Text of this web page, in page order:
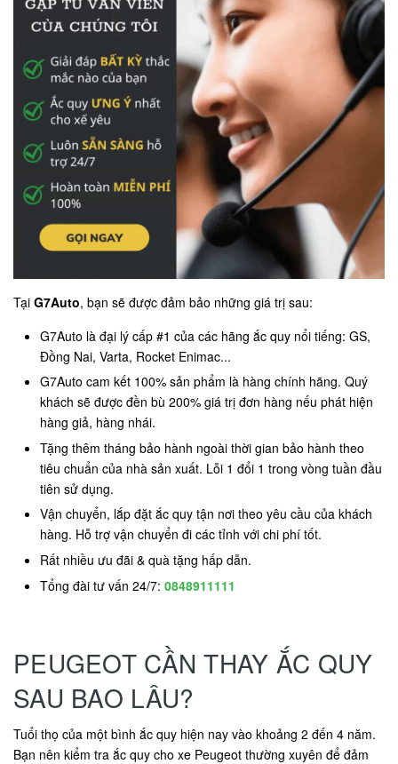
Tại G7Auto, bạn sẽ được đảm bảo những giá trị sau:
G7Auto là đại lý cấp #1 của các hãng ắc quy nổi tiếng: GS,
Đồng Nai, Varta, Rocket Enimac...
G7Auto cam kết 100% sản phẩm là hàng chính hãng. Quý
khách sẽ được đền bù 200% giá trị đơn hàng nếu phát hiện
hàng giả, hàng nhái.
Tặng thêm tháng bảo hành ngoài thời gian bảo hành theo
tiêu chuẩn của nhà sản xuất. Lỗi 1 đổi 1 trong vòng tuần đầu
tiên sử dụng.
Vận chuyển, lắp đặt ắc quy tận nơi theo yêu cầu của khách
hàng. Hỗ trợ vận chuyển đi các tỉnh với chi phí tốt.
Rất nhiều ưu đãi & quà tặng hấp dẫn.
Tổng đài tư vấn 24/7: 0848911111
PEUGEOT CẦN THAY ẮC QUY
SAU BAO LÂU?
Tuổi thọ của một bình ắc quy hiện nay vào khoảng 2 đến 4 năm.
Bạn nên kiểm tra ắc quy cho xe Peugeot thường xuyên để đảm